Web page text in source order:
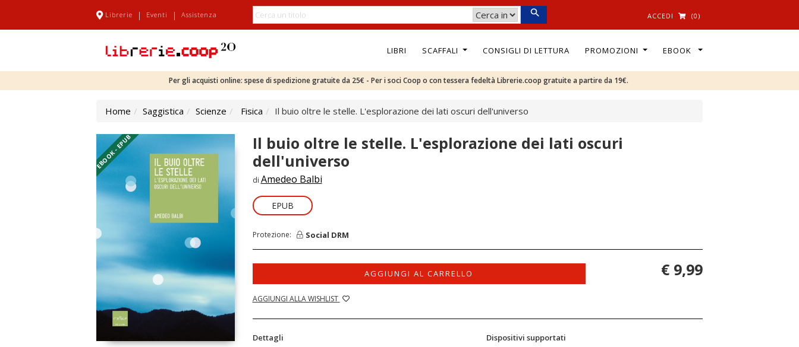
Librerie | Eventi | Assistenza ACCEDI (0)
LIBRI SCAFFALI CONSIGLI DI LETTURA PROMOZIONI EBOOK
Per gli acquisti online: spese di spedizione gratuite da 25€ - Per i soci Coop o con tessera fedeltà Librerie.coop gratuite a partire da 19€.
Home Saggistica Scienze Fisica Il buio oltre le stelle. L'esplorazione dei lati oscuri dell'universo
EBOOK - EPUB
Il buio oltre le stelle. L'esplorazione dei lati oscuri
dell'universo
di Amedeo Balbi
EPUB
Protezione: Social DRM
AGGIUNGI AL CARRELLO
AGGIUNGI ALLA WISHLIST
€ 9,99
Dettagli Dispositivi supportati